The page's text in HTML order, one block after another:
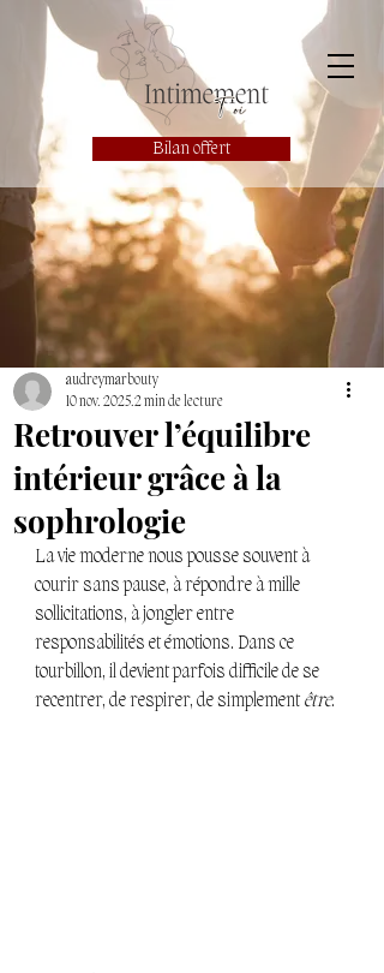
Bilan offert
Retrouver l’équilibre
intérieur grâce à la
sophrologie
audreymarbouty
10 nov. 2025 2 min de lecture
La vie moderne nous pousse souvent à
courir sans pause, à répondre à mille
sollicitations, à jongler entre
responsabilités et émotions. Dans ce
tourbillon, il devient parfois difficile de se
recentrer, de respirer, de simplement être.